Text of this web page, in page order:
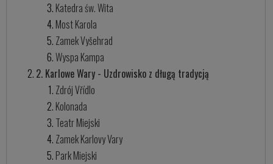
Katedra św. Wita
Most Karola
Zamek Vyšehrad
Wyspa Kampa
2. Karlowe Wary - Uzdrowisko z długą tradycją
Zdrój Vřídlo
Kolonada
Teatr Miejski
Zamek Karlovy Vary
Park Miejski